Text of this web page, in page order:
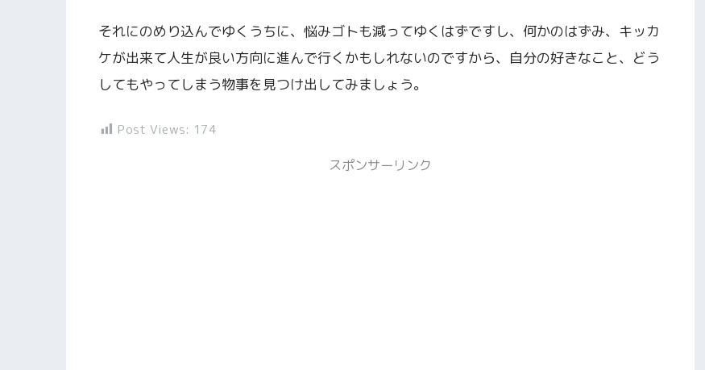
それにのめり込んでゆくうちに、悩みゴトも減ってゆくはずですし、何かのはずみ、キッカ
ケが出来て人生が良い方向に進んで行くかもしれないのですから、自分の好きなこと、どう
してもやってしまう物事を見つけ出してみましょう。
Post Views: 174
スポンサーリンク